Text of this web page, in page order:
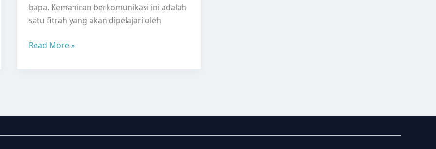
bapa. Kemahiran berkomunikasi ini adalah
satu fitrah yang akan dipelajari oleh
Kelewatan
dan
Read More »